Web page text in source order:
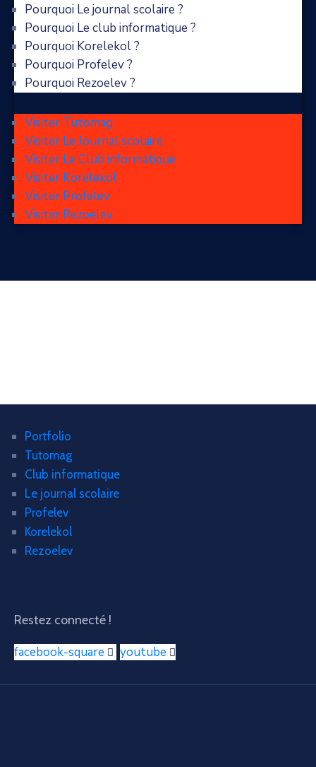
Pourquoi Le journal scolaire ?
Pourquoi Le club informatique ?
Pourquoi Korelekol ?
Pourquoi Profelev ?
Pourquoi Rezoelev ?
Visiter Tutomag
Visiter Le Journal scolaire
Visiter Le Club informatique
Visiter Korelekol
Visiter Profelev
Visiter Rezoelev
Portfolio
Tutomag
Club informatique
Le journal scolaire
Profelev
Korelekol
Rezoelev
Restez connecté !
facebook-square youtube